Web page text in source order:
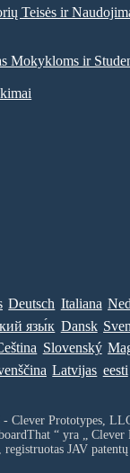
Teisės ir
Mokykloms ir
Deutsch Italiana
язы́к Dansk
Slovenský
Latvijas eesti
Clever Prototypes,
“ yra „ Clever
registruotas JAV